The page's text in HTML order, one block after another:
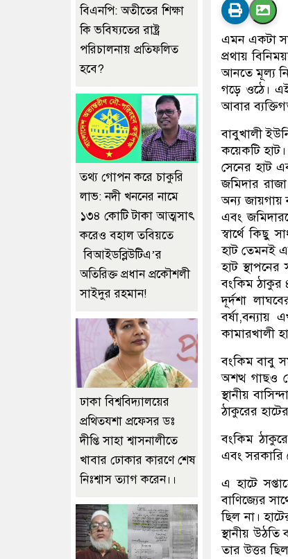
এমন একটা
প্রথায়
আনতে মূল্য
গড়ে ওঠে।
আবার
বাবুখালী
কয়েকটি
সেনের হাট
জমিদার
অন্য জায়গায়
এবং
স্বার্থে কিছু
হাট তেমনই
হাট
বংকিম ঠাকুর
দূর্দশা
কামারখালী
বংকিম বাবু
অশত্থ গাছও
স্থানীয়
ঠাকুরের
বংকিম
এবং সরকারি
এ হাটে
বাণিজ্যের
ছিল না।
স্থানীয়
তার উত্তর
বিএনপি: অতীতের শিক্ষা
কি ভবিষ্যতের রাষ্ট্র
পরিচালনায় প্রতিফলিত
হবে?
তথ্য গোপন করে চাকুরি
লাভ: নদী খননের নামে
১৩৪ কোটি টাকা আত্মসাৎ
করেও বহাল তবিয়তে
বিআইডব্লিউটিএ’র
অতিরিক্ত প্রধান প্রকৌশলী
সাইদুর রহমান!
ঢাকা বিশ্ববিদ্যালয়ের
প্রথিতযশা প্রফেসর ডঃ
দীপ্তি সাহা শ্বাসনালীতে
খাবার ঢোকার কারণে শেষ
নিঃশ্বাস ত্যাগ করেন।।